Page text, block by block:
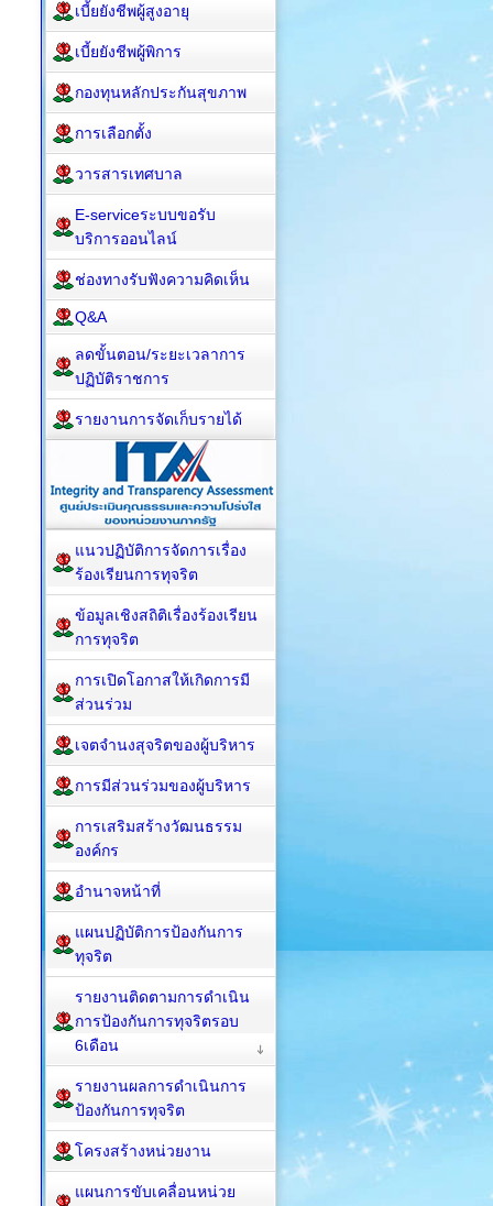
เบี้ยยังชีพผู้สูงอายุ
เบี้ยยังชีพผู้พิการ
กองทุนหลักประกันสุขภาพ
การเลือกตั้ง
วารสารเทศบาล
E-serviceระบบขอรับ
บริการออนไลน์
ช่องทางรับฟังความคิดเห็น
Q&A
ลดขั้นตอน/ระยะเวลาการ
ปฏิบัติราชการ
รายงานการจัดเก็บรายได้
แนวปฏิบัติการจัดการเรื่อง
ร้องเรียนการทุจริต
ข้อมูลเชิงสถิติเรื่องร้องเรียน
การทุจริต
การเปิดโอกาสให้เกิดการมี
ส่วนร่วม
เจตจำนงสุจริตของผู้บริหาร
การมีส่วนร่วมของผู้บริหาร
การเสริมสร้างวัฒนธรรม
องค์กร
อำนาจหน้าที่
แผนปฏิบัติการป้องกันการ
ทุจริต
รายงานติดตามการดำเนิน
การป้องกันการทุจริตรอบ
6เดือน
รายงานผลการดำเนินการ
ป้องกันการทุจริต
โครงสร้างหน่วยงาน
แผนการขับเคลื่อนหน่วย